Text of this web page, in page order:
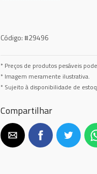
Código:#29496
* Preços de produtos pesáveis
* Imagem meramente ilustrativa.
* Sujeito à disponibilidade de
Compartilhar